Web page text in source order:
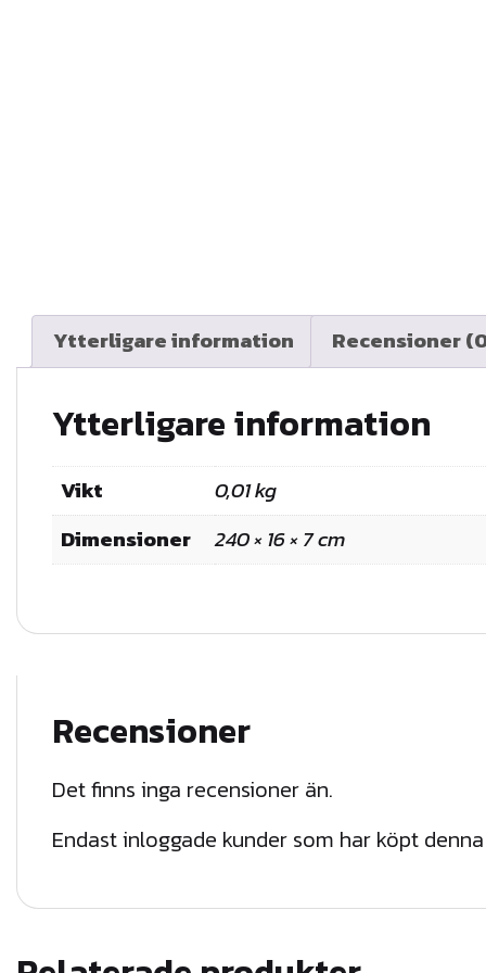
Ytterligare information Recensioner
Ytterligare information
Vikt
0,01 kg
Dimensioner
240 × 16 × 7 cm
Recensioner
Det finns inga recensioner än.
Endast inloggade kunder som har köpt